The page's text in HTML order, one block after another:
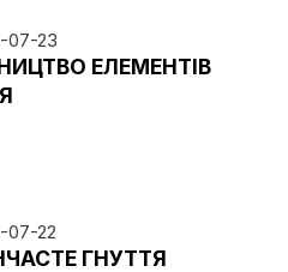
07-23
ЕЛЕМЕНТІВ
07-22
ГНУТТЯ